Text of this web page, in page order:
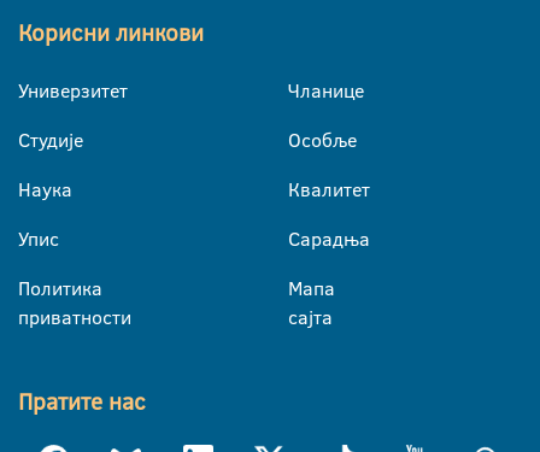
Корисни линкови
Универзитет
Студије
Наука
Упис
Политика
приватности
Чланице
Особље
Квалитет
Сарадња
Мапа
сајта
Пратите нас